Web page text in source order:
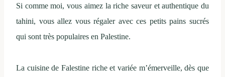
Si comme moi, vous aimez la riche saveur et authentique du
tahini, vous allez vous régaler avec ces petits pains sucrés
qui sont très populaires en Palestine.
La cuisine de Falestine riche et variée m’émerveille, dès que